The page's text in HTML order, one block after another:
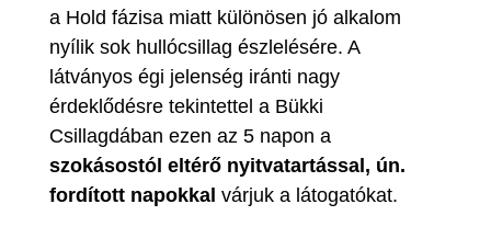
a Hold fázisa miatt különösen jó alkalom
nyílik sok hullócsillag észlelésére. A
látványos égi jelenség iránti nagy
érdeklődésre tekintettel a Bükki
Csillagdában ezen az 5 napon a
szokásostól eltérő nyitvatartással, ún.
fordított napokkal várjuk a látogatókat.